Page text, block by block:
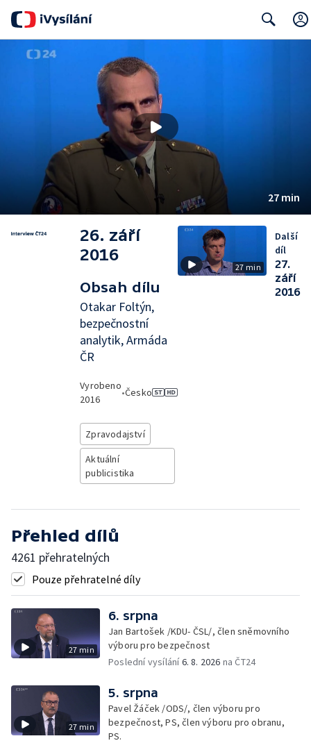
27 min
26. září
2016
Obsah dílu
Otakar Foltýn,
bezpečnostní
analytik, Armáda
ČR
Vyrobeno
2016
•Česko
Zpravodajství
Aktuální
publicistika
27 min
Další
díl
27.
září
2016
Přehled dílů
4261 přehratelných
Pouze přehratelné díly
27 min
6. srpna
Jan Bartošek /KDU- ČSL/, člen sněmovního
výboru pro bezpečnost
Poslední vysílání6. 8. 2026 na ČT24
27 min
5. srpna
Pavel Žáček /ODS/, člen výboru pro
bezpečnost, PS, člen výboru pro obranu,
PS.